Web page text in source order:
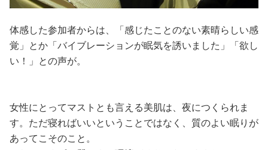
体感した参加者からは、「感じたことのない素晴らしい感
覚」とか「バイブレーションが眠気を誘いました」「欲し
い！」との声が。
女性にとってマストとも言える美肌は、夜につくられま
す。ただ寝ればいいということではなく、質のよい眠りが
あってこそのこと。